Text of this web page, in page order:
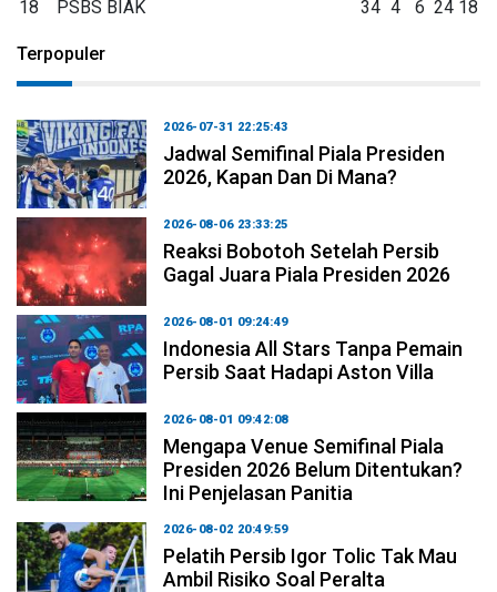
18 PSBS BIAK 34 4 6 24 18
Terpopuler
2026-07-31 22:25:43
Jadwal Semifinal Piala Presiden
2026, Kapan Dan Di Mana?
2026-08-06 23:33:25
Reaksi Bobotoh Setelah Persib
Gagal Juara Piala Presiden 2026
2026-08-01 09:24:49
Indonesia All Stars Tanpa Pemain
Persib Saat Hadapi Aston Villa
2026-08-01 09:42:08
Mengapa Venue Semifinal Piala
Presiden 2026 Belum Ditentukan?
Ini Penjelasan Panitia
2026-08-02 20:49:59
Pelatih Persib Igor Tolic Tak Mau
Ambil Risiko Soal Peralta